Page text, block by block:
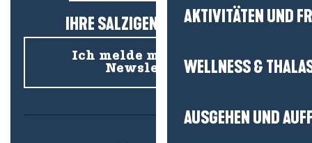
AKTIVITÄTEN UND
WELLNESS &
AUSGEHEN UND
IHRE SALZIGEN NEUIGKEITEN!
Ich melde mich für den
Newsletter an